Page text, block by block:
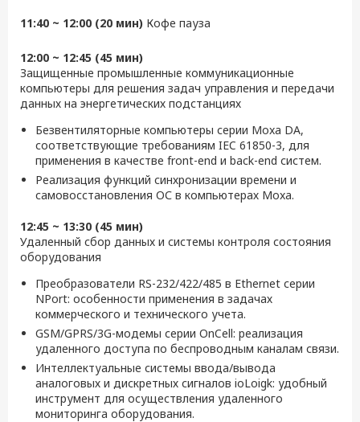
11:40 ~ 12:00 (20 мин) Кофе пауза
12:00 ~ 12:45 (45 мин)
Защищенные промышленные коммуникационные
компьютеры для решения задач управления и передачи
данных на энергетических подстанциях
Безвентиляторные компьютеры серии Moxa DA,
соответствующие требованиям IEC 61850-3, для
применения в качестве front-end и back-end систем.
Реализация функций синхронизации времени и
самовосстановления ОС в компьютерах Moxa.
12:45 ~ 13:30 (45 мин)
Удаленный сбор данных и системы контроля состояния
оборудования
Преобразователи RS-232/422/485 в Ethernet серии
NPort: особенности применения в задачах
коммерческого и технического учета.
GSM/GPRS/3G-модемы серии OnCell: реализация
удаленного доступа по беспроводным каналам связи.
Интеллектуальные системы ввода/вывода
аналоговых и дискретных сигналов ioLoigk: удобный
инструмент для осуществления удаленного
мониторинга оборудования.